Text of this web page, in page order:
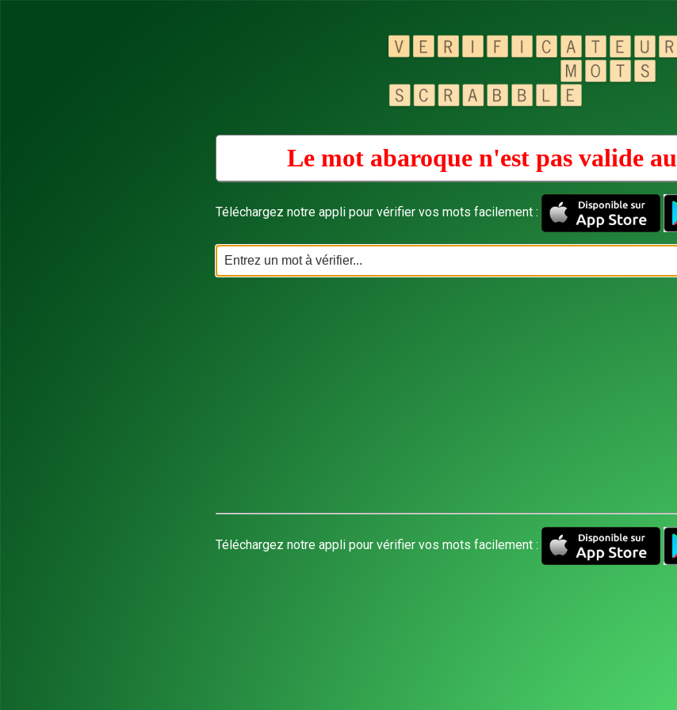
Le mot abaroque n'est pas valide au
Téléchargez notre appli pour vérifier vos mots facilement :
Téléchargez notre appli pour vérifier vos mots facilement :